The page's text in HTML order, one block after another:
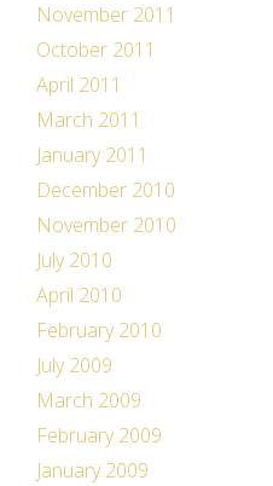
November 2011
October 2011
April 2011
March 2011
January 2011
December 2010
November 2010
July 2010
April 2010
February 2010
July 2009
March 2009
February 2009
January 2009